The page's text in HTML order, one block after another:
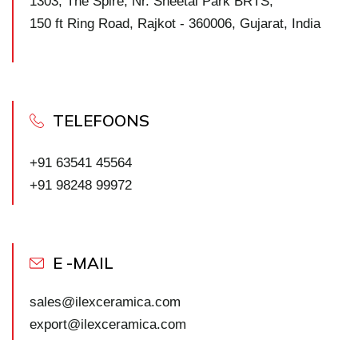
150 ft Ring Road, Rajkot - 360006, Gujarat, India
TELEFOONS
+91 63541 45564
+91 98248 99972
E -MAIL
sales@ilexceramica.com
export@ilexceramica.com